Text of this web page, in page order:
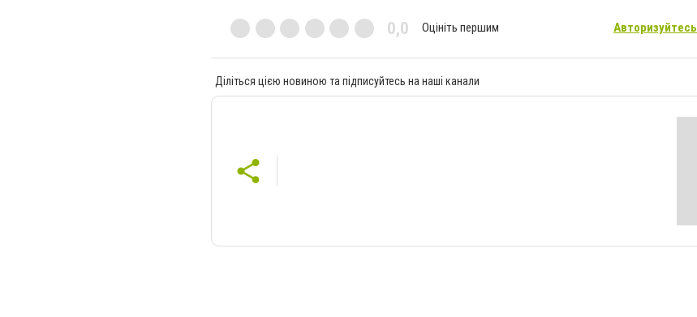
0,0 Оцініть першим Авторизуйтесь
Діліться цією новиною та підписуйтесь на наші канали